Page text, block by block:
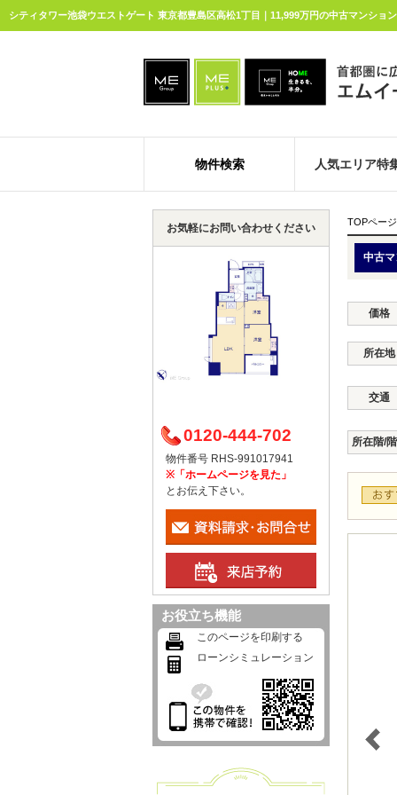
シティタワー池袋ウエストゲート 東京都豊島区高松1丁目｜11,999万円の中古マンショ
物件検索 人気エリア特
TOPページ
中古
価格
所在地
交通
所在階/
お気軽にお問い合わせください
0120-444-702
物件番号 RHS-991017941
※「ホームページを見た」
とお伝え下さい。
お役立ち機能
このページを印刷する
ローンシミュレーション